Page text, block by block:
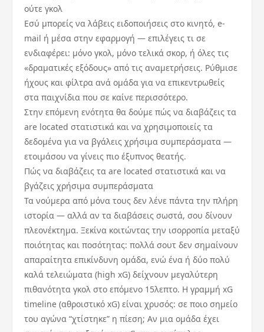
ούτε γκολ
Εσύ μπορείς να λάβεις ειδοποιήσεις στο κινητό, e-
mail ή μέσα στην εφαρμογή — επιλέγεις τι σε
ενδιαφέρει: μόνο γκολ, μόνο τελικά σκορ, ή όλες τις
«δραματικές εξόδους» από τις αναμετρήσεις. Ρύθμισε
ήχους και φίλτρα ανά ομάδα για να επικεντρωθείς
στα παιχνίδια που σε καίνε περισσότερο.
Στην επόμενη ενότητα θα δούμε πώς να διαβάζεις τα
are located στατιστικά και να χρησιμοποιείς τα
δεδομένα για να βγάλεις χρήσιμα συμπεράσματα —
ετοιμάσου να γίνεις πιο έξυπνος θεατής.
Πώς να διαβάζεις τα are located στατιστικά και να
βγάζεις χρήσιμα συμπεράσματα
Τα νούμερα από μόνα τους δεν λένε πάντα την πλήρη
ιστορία — αλλά αν τα διαβάσεις σωστά, σου δίνουν
πλεονέκτημα. Ξεκίνα κοιτώντας την ισορροπία μεταξύ
ποιότητας και ποσότητας: πολλά σουτ δεν σημαίνουν
απαραίτητα επικίνδυνη ομάδα, ενώ ένα ή δύο πολύ
καλά τελειώματα (high xG) δείχνουν μεγαλύτερη
πιθανότητα γκολ στο επόμενο 15λεπτο. Η γραμμή xG
timeline (αθροιστικό xG) είναι χρυσός: σε ποιο σημείο
του αγώνα “χτίστηκε” η πίεση; Αν μια ομάδα έχει